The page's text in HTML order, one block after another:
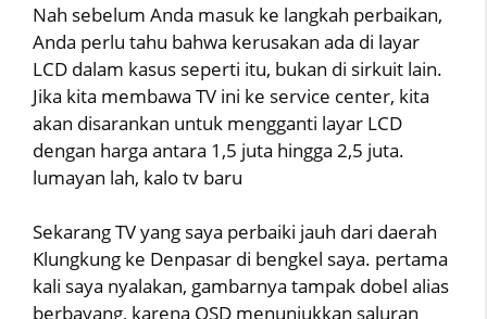
Nah sebelum Anda masuk ke langkah perbaikan,
Anda perlu tahu bahwa kerusakan ada di layar
LCD dalam kasus seperti itu, bukan di sirkuit lain.
Jika kita membawa TV ini ke service center, kita
akan disarankan untuk mengganti layar LCD
dengan harga antara 1,5 juta hingga 2,5 juta.
lumayan lah, kalo tv baru
Sekarang TV yang saya perbaiki jauh dari daerah
Klungkung ke Denpasar di bengkel saya. pertama
kali saya nyalakan, gambarnya tampak dobel alias
berbayang, karena OSD menunjukkan saluran